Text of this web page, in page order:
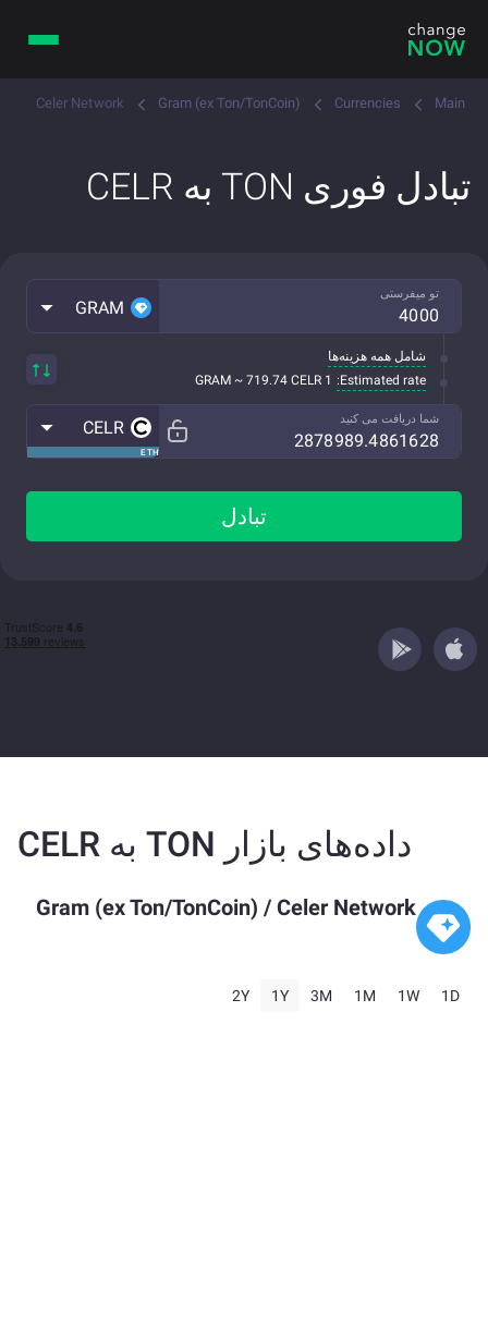
Main
Currencies
Gram (ex Ton/TonCoin)
Celer Network
تبادل فوری TON به CELR
تو میفرستی
GRAM
شامل همه هزینه‌ها
Estimated rate:
1 GRAM ~ 719.74 CELR
شما دریافت می کنید
ETH
CELR
تبادل
داده‌های بازار TON به CELR
Gram (ex Ton/TonCoin) / Celer Network
1D
1W
1M
3M
1Y
2Y